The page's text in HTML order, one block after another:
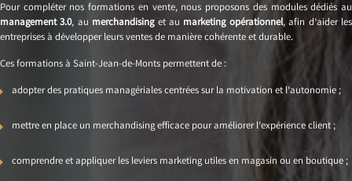
Pour compléter nos formations en vente, nous proposons des modules dédiés au
management 3.0, au merchandisinget au marketing opérationnel, afin d’aider les
entreprises à développer leurs ventes de manière cohérente et durable.
Ces formations à Saint-Jean-de-Monts permettent de :
adopter des pratiques managériales centrées sur la motivation et l’autonomie ;
mettre en place un merchandising efficace pour améliorer l’expérience client ;
comprendre et appliquer les leviers marketing utiles en magasin ou en boutique ;